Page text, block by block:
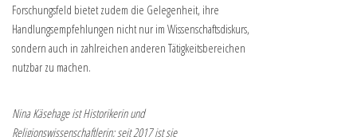
Forschungsfeld bietet zudem die Gelegenheit, ihre
Handlungsempfehlungen nicht nur im Wissenschaftsdiskurs,
sondern auch in zahlreichen anderen Tätigkeitsbereichen
nutzbar zu machen.
Nina Käsehage ist Historikerin und
Religionswissenschaftlerin; seit 2017 ist sie